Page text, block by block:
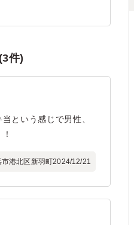
件)
という感じで男性、
港北区新羽町2024/12/21